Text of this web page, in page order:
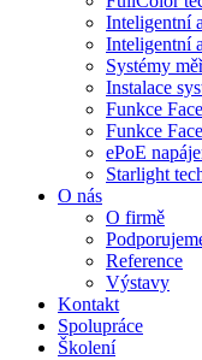
Inteligentní
Inteligentní
Systémy
Instalace
Funkce
Funkce
ePoE
Starlight
O nás
O firmě
Reference
Výstavy
Kontakt
Spolupráce
Školení